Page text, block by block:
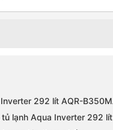
292 lít AQR-
lạnh Aqua Inverter 292